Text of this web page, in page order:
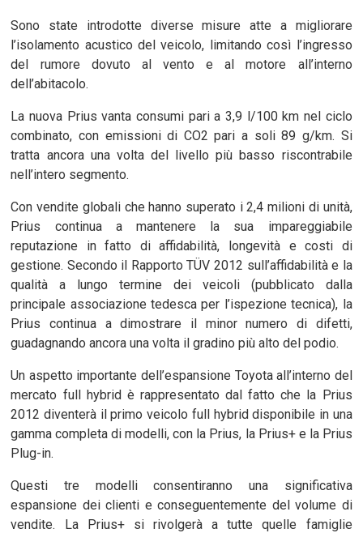
Sono state introdotte diverse misure atte a migliorare
l’isolamento acustico del veicolo, limitando così l’ingresso
del rumore dovuto al vento e al motore all’interno
dell’abitacolo.
La nuova Prius vanta consumi pari a 3,9 l/100 km nel ciclo
combinato, con emissioni di CO2 pari a soli 89 g/km. Si
tratta ancora una volta del livello più basso riscontrabile
nell’intero segmento.
Con vendite globali che hanno superato i 2,4 milioni di unità,
Prius continua a mantenere la sua impareggiabile
reputazione in fatto di affidabilità, longevità e costi di
gestione. Secondo il Rapporto TÜV 2012 sull’affidabilità e la
qualità a lungo termine dei veicoli (pubblicato dalla
principale associazione tedesca per l’ispezione tecnica), la
Prius continua a dimostrare il minor numero di difetti,
guadagnando ancora una volta il gradino più alto del podio.
Un aspetto importante dell’espansione Toyota all’interno del
mercato full hybrid è rappresentato dal fatto che la Prius
2012 diventerà il primo veicolo full hybrid disponibile in una
gamma completa di modelli, con la Prius, la Prius+ e la Prius
Plug-in.
Questi tre modelli consentiranno una significativa
espansione dei clienti e conseguentemente del volume di
vendite. La Prius+ si rivolgerà a tutte quelle famiglie